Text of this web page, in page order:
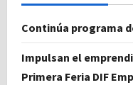
Continúa programa
Impulsan el
Primera Feria DIF